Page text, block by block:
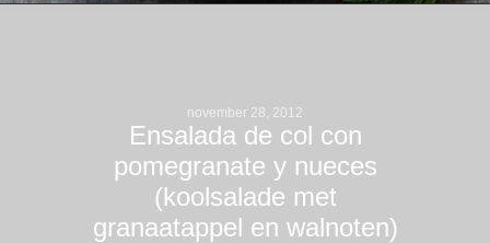
november 28, 2012
Ensalada de col con
pomegranate y nueces
(koolsalade met
granaatappel en walnoten)